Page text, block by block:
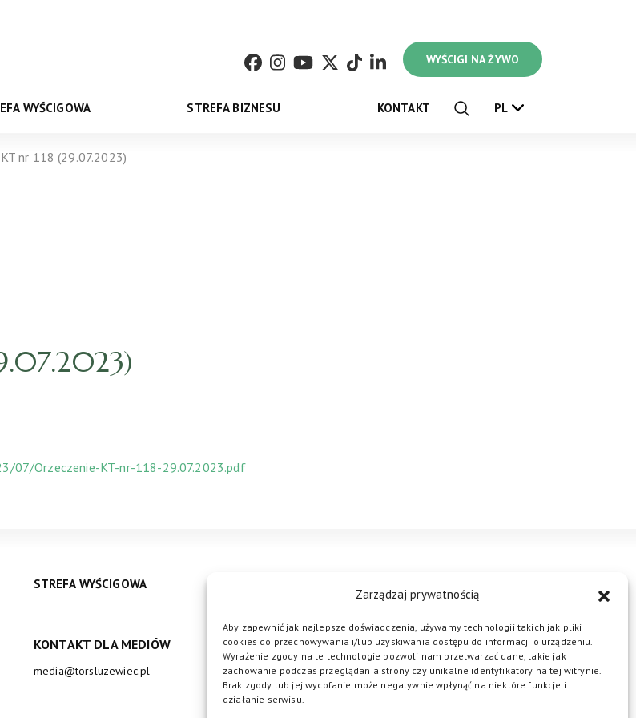
Zarządzaj prywatnością
Aby zapewnić jak najlepsze doświadczenia, używamy technologii takich jak pliki
cookies do przechowywania i/lub uzyskiwania dostępu do informacji o urządzeniu.
Wyrażenie zgody na te technologie pozwoli nam przetwarzać dane, takie jak
zachowanie podczas przeglądania strony czy unikalne identyfikatory na tej witrynie.
Brak zgody lub jej wycofanie może negatywnie wpłynąć na niektóre funkcje i
działanie serwisu.
WYŚCIGI NA ŻYWO
WYŚCIGOWA STREFA BIZNESU KONTAKT PL
nr 118 (29.07.2023)
Orzeczenie-KT-nr-118-29.07.2023.pdf
STREFA WYŚCIGOWA
KONTAKT DLA MEDIÓW
media@torsluzewiec.pl
DOŁĄCZ DO NAS